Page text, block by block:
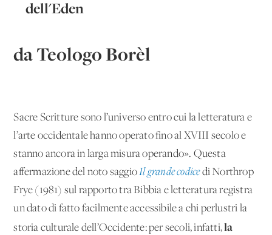
dell'Eden
da Teologo Borèl
Sacre Scritture sono l’universo entro cui la letteratura e
l’arte occidentale hanno operato fino al XVIII secolo e
stanno ancora in larga misura operando». Questa
affermazione del noto saggioIl grande codicedi Northrop
Frye (1981) sul rapporto tra Bibbia e letteratura registra
un dato di fatto facilmente accessibile a chi perlustri la
storia culturale dell’Occidente: per secoli, infatti,la